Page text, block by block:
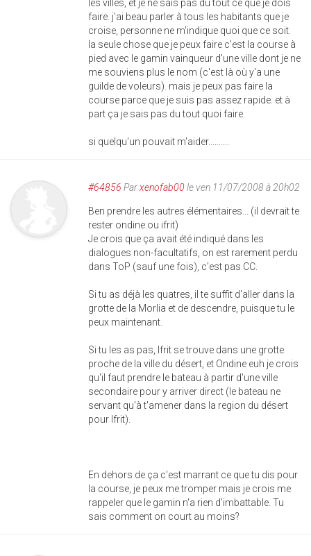
les villes, et je ne sais pas du tout ce que je dois
faire. j'ai beau parler à tous les habitants que je
croise, personne ne m'indique quoi que ce soit.
la seule chose que je peux faire c'est la course à
pied avec le gamin vainqueur d'une ville dont je ne
me souviens plus le nom (c'est là où y'a une
guilde de voleurs). mais je peux pas faire la
course parce que je suis pas assez rapide. et à
part ça je sais pas du tout quoi faire.
si quelqu'un pouvait m'aider..........
#64856 Parxenofab00 le ven 11/07/2008 à 20h02
Ben prendre les autres élémentaires... (il devrait te
rester ondine ou ifrit)
Je crois que ça avait été indiqué dans les
dialogues non-facultatifs, on est rarement perdu
dans ToP (sauf une fois), c'est pas CC.
Si tu as déjà les quatres, il te suffit d'aller dans la
grotte de la Morlia et de descendre, puisque tu le
peux maintenant.
Si tu les as pas, Ifrit se trouve dans une grotte
proche de la ville du désert, et Ondine euh je crois
qu'il faut prendre le bateau à partir d'une ville
secondaire pour y arriver direct (le bateau ne
servant qu'à t'amener dans la region du désert
pour Ifrit).
En dehors de ça c'est marrant ce que tu dis pour
la course, je peux me tromper mais je crois me
rappeler que le gamin n'a rien d'imbattable. Tu
sais comment on court au moins?